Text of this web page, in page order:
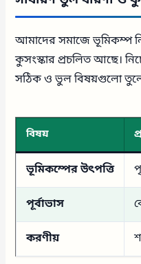
আমাদের সমাজে ভূমিকম্প
কুসংস্কার প্রচলিত আছে।
সঠিক ও ভুল বিষয়গুলো
বিষয়
ভূমিকম্পের উৎপত্তি
পূর্বাভাস
করণীয়